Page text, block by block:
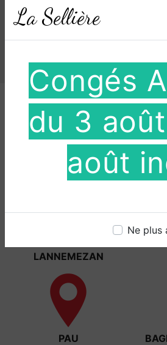
La Sellière
Congés
du 3
août
Ne plus
Nos
villes
SAINT-GAUDENS
LANNEMEZAN
PAU